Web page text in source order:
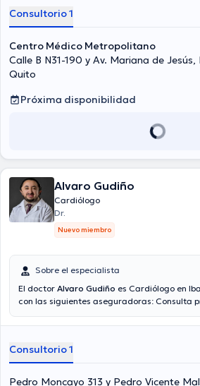
Consultorio 1
Centro Médico Metropolitano
Calle B N31-190 y Av. Mariana de
Quito
Próxima disponibilidad
Alvaro Gudiño
Cardiólogo
Dr.
Nuevo miembro
Sobre el especialista
El doctor Alvaro Gudiño es Cardiólogo en
con las siguientes aseguradoras: Consulta
relacionado con Cardiología general, ECG
Consultorio 1
Pedro Moncayo 313 y Pedro Vicente